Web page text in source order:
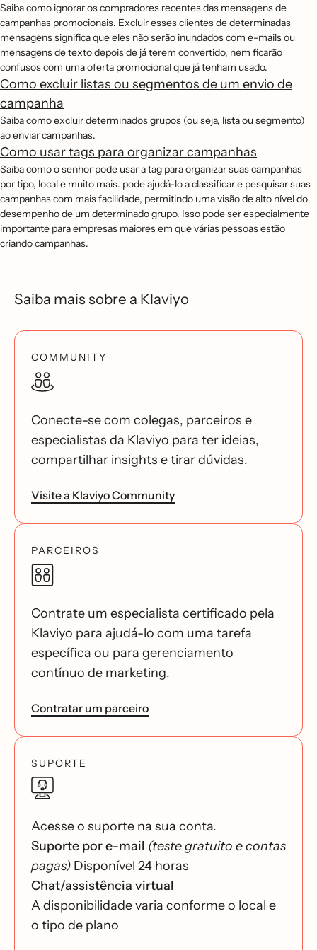
Saiba como ignorar os compradores recentes das mensagens de
campanhas promocionais. Excluir esses clientes de determinadas
mensagens significa que eles não serão inundados com e-mails ou
mensagens de texto depois de já terem convertido, nem ficarão
confusos com uma oferta promocional que já tenham usado.
Como excluir listas ou segmentos de um envio de
campanha
Saiba como excluir determinados grupos (ou seja, lista ou segmento)
ao enviar campanhas.
Como usar tags para organizar campanhas
Saiba como o senhor pode usar a tag para organizar suas campanhas
por tipo, local e muito mais. pode ajudá-lo a classificar e pesquisar suas
campanhas com mais facilidade, permitindo uma visão de alto nível do
desempenho de um determinado grupo. Isso pode ser especialmente
importante para empresas maiores em que várias pessoas estão
criando campanhas.
Saiba mais sobre a Klaviyo
COMMUNITY
Conecte-se com colegas, parceiros e
especialistas da Klaviyo para ter ideias,
compartilhar insights e tirar dúvidas.
Visite a Klaviyo Community
PARCEIROS
Contrate um especialista certificado pela
Klaviyo para ajudá-lo com uma tarefa
específica ou para gerenciamento
contínuo de marketing.
Contratar um parceiro
SUPORTE
Acesse o suporte na sua conta.
Suporte por e-mail (teste gratuito e contas
pagas) Disponível 24 horas
Chat/assistência virtual
A disponibilidade varia conforme o local e
o tipo de plano